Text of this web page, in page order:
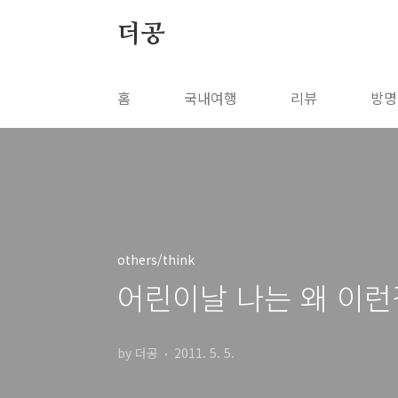
더공
홈 국내여행 리뷰 방
others/think
어린이날 나는 왜 이
by 더공 2011. 5. 5.